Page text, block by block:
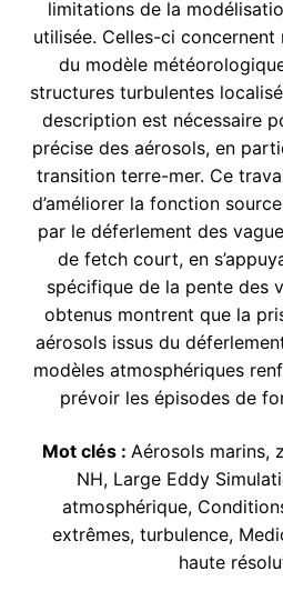
limitations de la
utilisée. Celles-ci
du modèle
structures turbulentes
description est nécessaire
précise des aérosols, en
transition terre-mer. Ce
d’améliorer la fonction
par le déferlement des
de fetch court, en
spécifique de la pente des
obtenus montrent que la
aérosols issus du
modèles atmosphériques
prévoir les épisodes de
Mot clés : Aérosols marins,
NH, Large Eddy
atmosphérique,
extrêmes, turbulence,
haute